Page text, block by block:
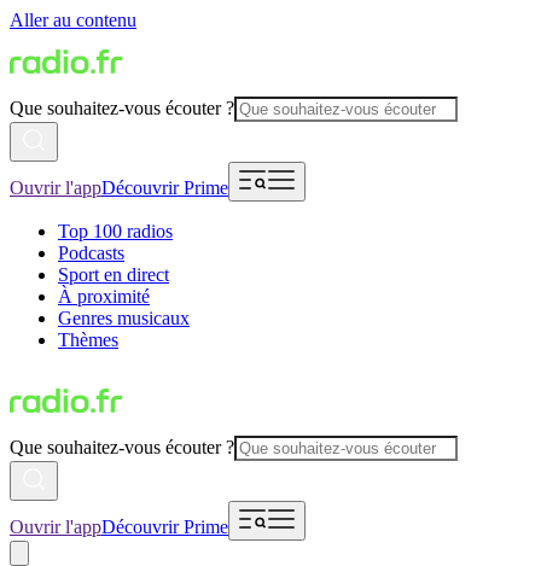
Aller au contenu
Que souhaitez-vous écouter ?
Ouvrir l'appDécouvrir Prime
Top 100 radios
Podcasts
Sport en direct
À proximité
Genres musicaux
Thèmes
Que souhaitez-vous écouter ?
Ouvrir l'appDécouvrir Prime